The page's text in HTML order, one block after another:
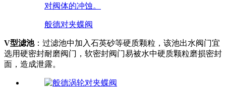
对阀体的冲蚀。
般德对夹蝶阀
V型滤池：过滤池中加入石英砂等硬质颗粒，该池出水阀门宜
选用硬密封耐磨阀门，软密封阀门易被水中硬质颗粒磨损密封
面，造成泄露。